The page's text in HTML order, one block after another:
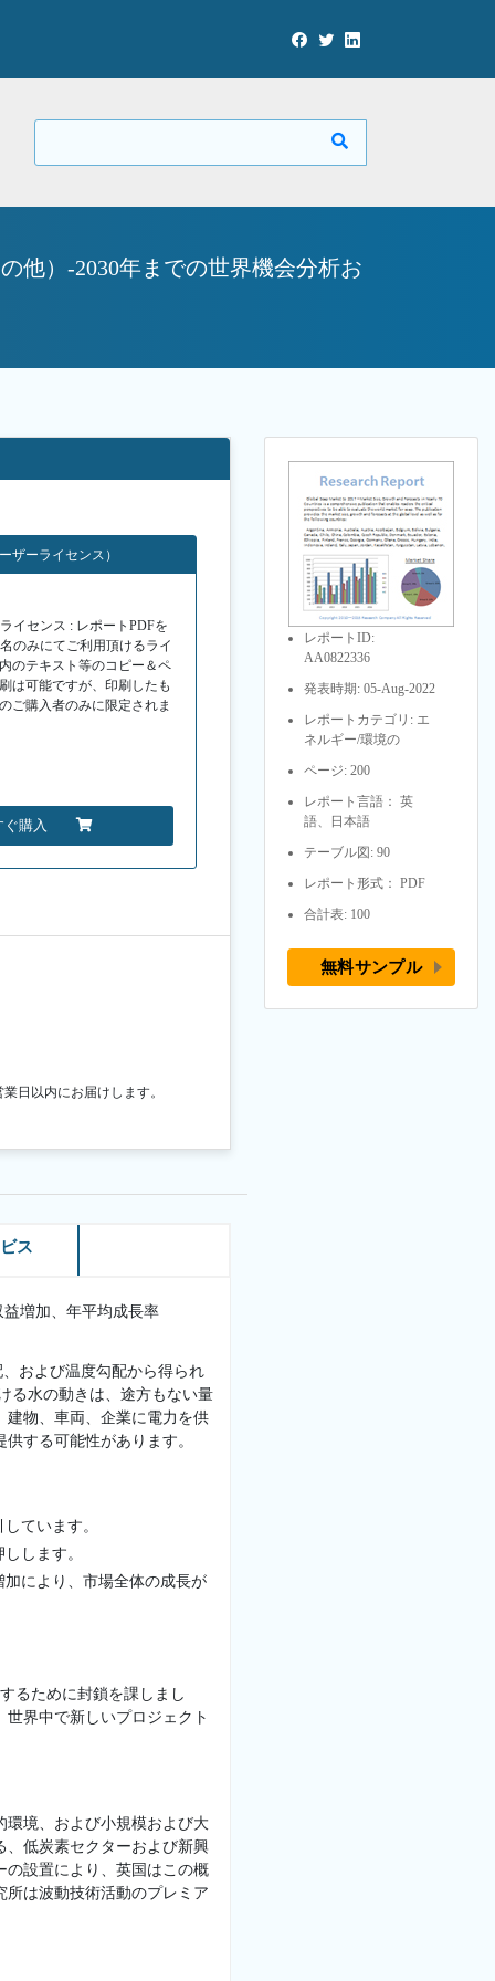
他）-2030年までの世界機会分析お
ザーライセンス）
イセンス : レポートPDFを
のみにてご利用頂けるライ
のテキスト等のコピー＆ペ
は可能ですが、印刷したも
ご購入者のみに限定されま
購入
日以内にお届けします。
ス
増加、年平均成長率
および温度勾配から得られ
る水の動きは、途方もない量
建物、車両、企業に電力を供
する可能性があります。
ています。
します。
により、市場全体の成長が
るために封鎖を課しまし
界中で新しいプロジェクト
環境、および小規模および大
、低炭素セクターおよび新興
の設置により、英国はこの概
は波動技術活動のプレミア
レポートID:
AA0822336
発表時期: 05-Aug-2022
レポートカテゴリ: エ
ネルギー/環境の
ページ: 200
レポート言語： 英
語、日本語
テーブル図: 90
レポート形式： PDF
合計表: 100
無料サンプル